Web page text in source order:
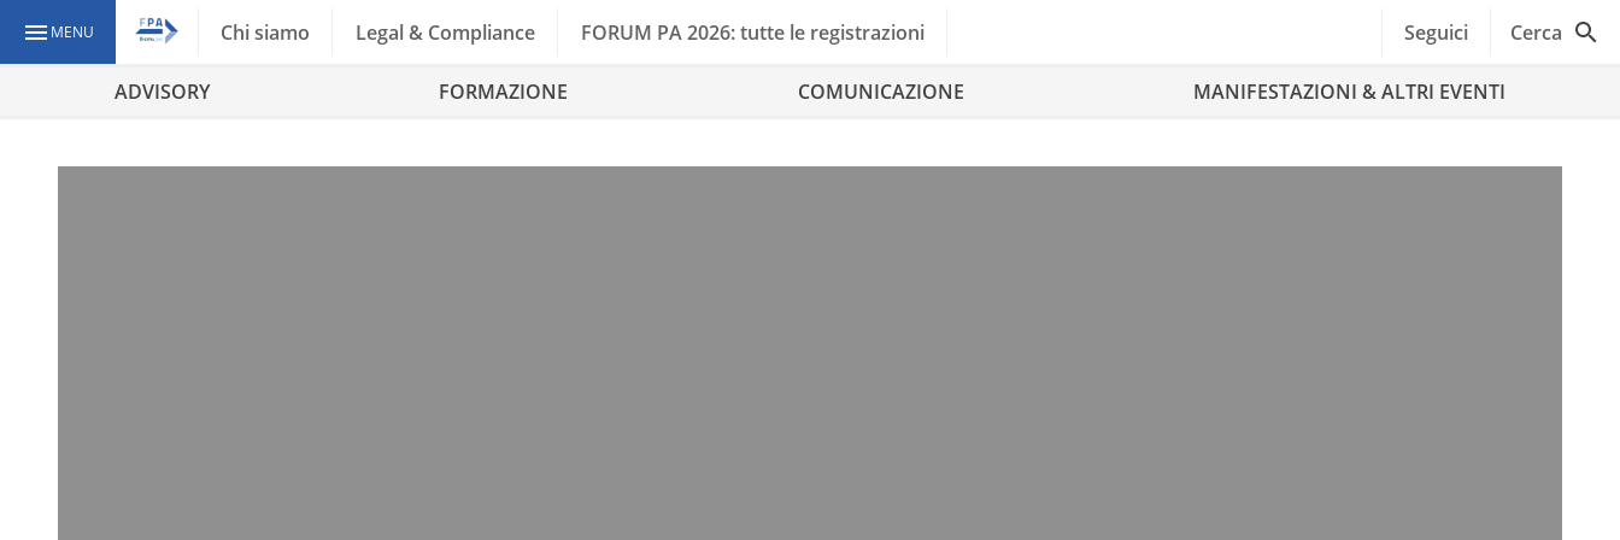
MENU Chi siamo Legal & Compliance FORUM PA 2026: tutte le registrazioni Seguici Cerca
ADVISORY FORMAZIONE COMUNICAZIONE MANIFESTAZIONI & ALTRI EVENTI